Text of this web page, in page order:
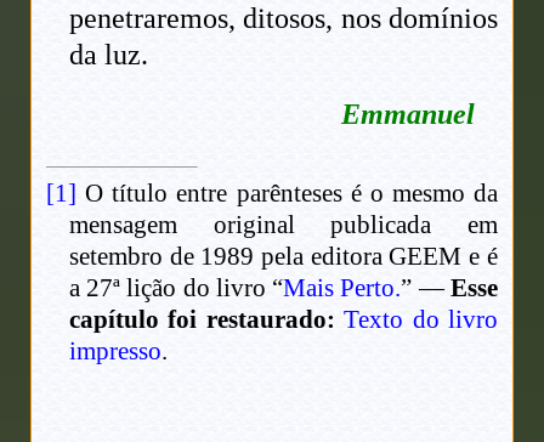
penetraremos, ditosos, nos domínios
da luz.
Emmanuel
[1] O título entre parênteses é o mesmo da
mensagem original publicada em
setembro de 1989 pela editora GEEM e é
a 27ª lição do livro “Mais Perto.” —Esse
capítulo foi restaurado: Texto do livro
impresso.